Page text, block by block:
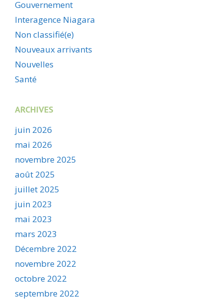
Gouvernement
Interagence Niagara
Non classifié(e)
Nouveaux arrivants
Nouvelles
Santé
ARCHIVES
juin 2026
mai 2026
novembre 2025
août 2025
juillet 2025
juin 2023
mai 2023
mars 2023
Décembre 2022
novembre 2022
octobre 2022
septembre 2022